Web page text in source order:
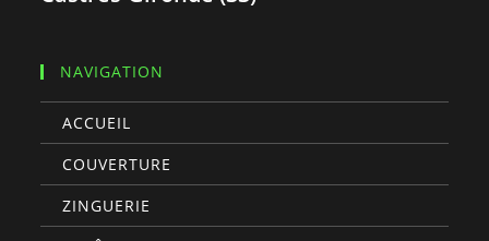
NAVIGATION
ACCUEIL
COUVERTURE
ZINGUERIE